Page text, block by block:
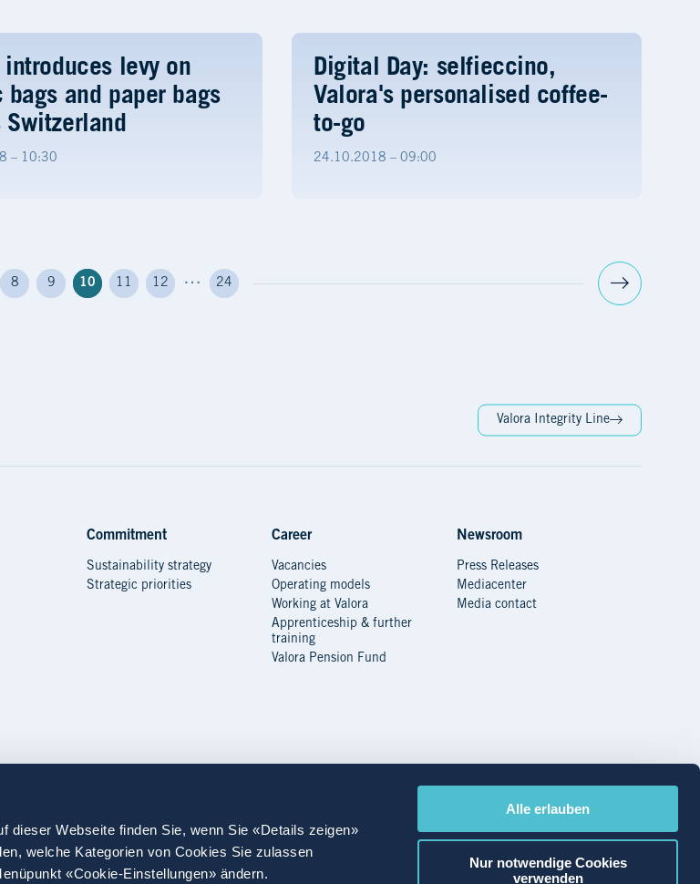
dieser Webseite finden Sie, wenn Sie «Details zeigen»
welche Kategorien von Cookies Sie zulassen
«Cookie-Einstellungen» ändern.
Alle erlauben
Nur notwendige Cookies
verwenden
introduces levy on
bags and paper bags
Switzerland
– 10:30
Digital Day: selfieccino,
Valora's personalised coffee-
to-go
24.10.2018 – 09:00
8 9 10 11 12 … 24
Valora Integrity Line
Commitment
Sustainability strategy
Strategic priorities
Career
Vacancies
Operating models
Working at Valora
Apprenticeship & further
training
Valora Pension Fund
Newsroom
Press Releases
Mediacenter
Media contact